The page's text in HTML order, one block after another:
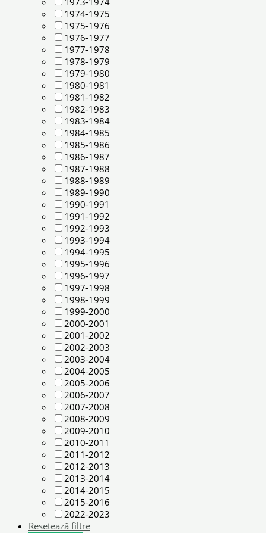
1974-1975
1975-1976
1976-1977
1977-1978
1978-1979
1979-1980
1980-1981
1981-1982
1982-1983
1983-1984
1984-1985
1985-1986
1986-1987
1987-1988
1988-1989
1989-1990
1990-1991
1991-1992
1992-1993
1993-1994
1994-1995
1995-1996
1996-1997
1997-1998
1998-1999
1999-2000
2000-2001
2001-2002
2002-2003
2003-2004
2004-2005
2005-2006
2006-2007
2007-2008
2008-2009
2009-2010
2010-2011
2011-2012
2012-2013
2013-2014
2014-2015
2015-2016
2022-2023
Resetează filtre